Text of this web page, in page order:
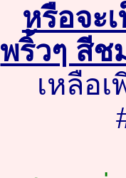
หรือจะ
พริ้วๆ สี
เหลือ